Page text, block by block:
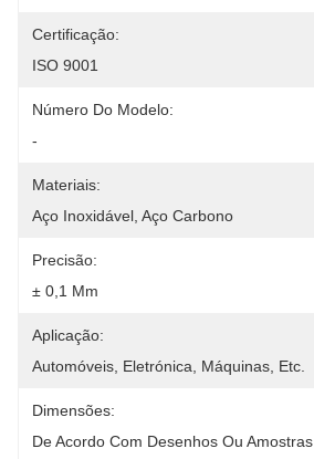
Certificação:
ISO 9001
Número Do Modelo:
-
Materiais:
Aço Inoxidável, Aço Carbono
Precisão:
± 0,1 Mm
Aplicação:
Automóveis, Eletrónica, Máquinas, Etc.
Dimensões:
De Acordo Com Desenhos Ou Amostras